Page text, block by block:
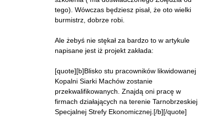
tego). Wówczas będziesz pisał, że oto wielki
burmistrz, dobrze robi.
Ale żebyś nie stękał za bardzo to w artykule
napisane jest iż projekt zakłada:
[quote][b]Blisko stu pracowników likwidowanej
Kopalni Siarki Machów zostanie
przekwalifikowanych. Znajdą oni pracę w
firmach działających na terenie Tarnobrzeskiej
Specjalnej Strefy Ekonomicznej.[/b][/quote]